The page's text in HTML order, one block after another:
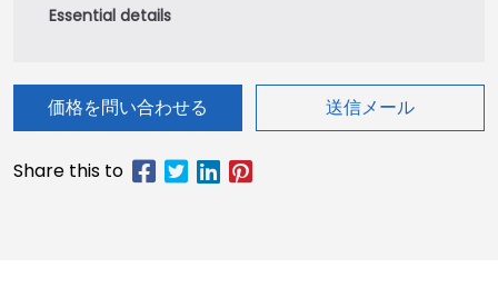
価格を問い合わせる 送信メール